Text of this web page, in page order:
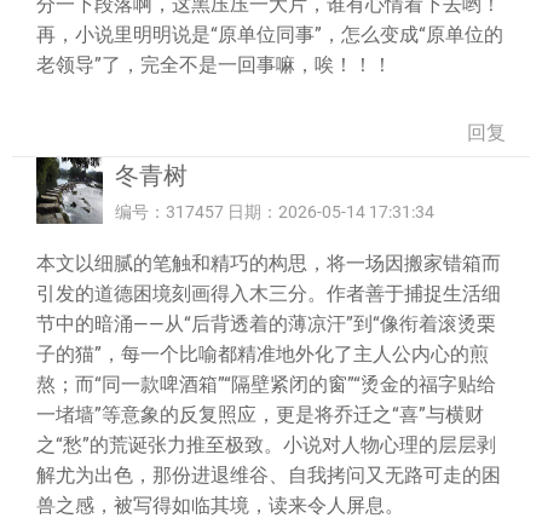
再，小说里明明说是“原单位同事”，怎么变成“原单位的
老领导”了，完全不是一回事嘛，唉！！！
回复
冬青树
编号：317457 日期：2026-05-14 17:31:34
本文以细腻的笔触和精巧的构思，将一场因搬家错箱而
引发的道德困境刻画得入木三分。作者善于捕捉生活细
节中的暗涌——从“后背透着的薄凉汗”到“像衔着滚烫栗
子的猫”，每一个比喻都精准地外化了主人公内心的煎
熬；而“同一款啤酒箱”“隔壁紧闭的窗”“烫金的福字贴给
一堵墙”等意象的反复照应，更是将乔迁之“喜”与横财
之“愁”的荒诞张力推至极致。小说对人物心理的层层剥
解尤为出色，那份进退维谷、自我拷问又无路可走的困
兽之感，被写得如临其境，读来令人屏息。